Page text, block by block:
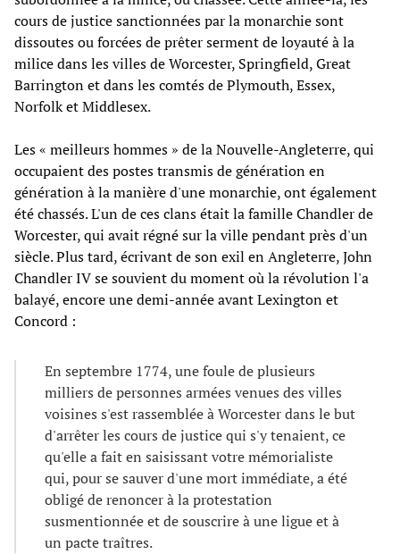
cours de justice sanctionnées par la monarchie sont
dissoutes ou forcées de prêter serment de loyauté à la
milice dans les villes de Worcester, Springfield, Great
Barrington et dans les comtés de Plymouth, Essex,
Norfolk et Middlesex.
Les « meilleurs hommes » de la Nouvelle-Angleterre, qui
occupaient des postes transmis de génération en
génération à la manière d'une monarchie, ont également
été chassés. L'un de ces clans était la famille Chandler de
Worcester, qui avait régné sur la ville pendant près d'un
siècle. Plus tard, écrivant de son exil en Angleterre, John
Chandler IV se souvient du moment où la révolution l'a
balayé, encore une demi-année avant Lexington et
Concord :
En septembre 1774, une foule de plusieurs
milliers de personnes armées venues des villes
voisines s'est rassemblée à Worcester dans le but
d'arrêter les cours de justice qui s'y tenaient, ce
qu'elle a fait en saisissant votre mémorialiste
qui, pour se sauver d'une mort immédiate, a été
obligé de renoncer à la protestation
susmentionnée et de souscrire à une ligue et à
un pacte traîtres.